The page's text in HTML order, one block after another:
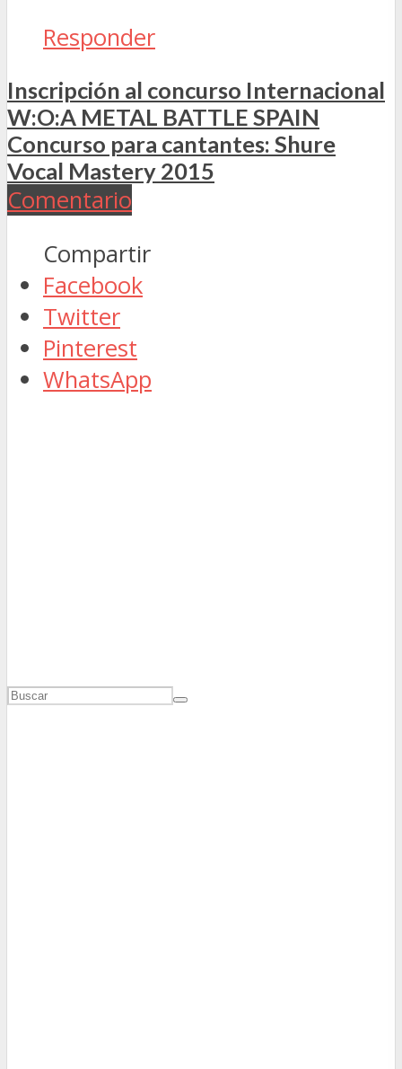
Responder
Inscripción al concurso Internacional
W:O:A METAL BATTLE SPAIN
Concurso para cantantes: Shure
Vocal Mastery 2015
Comentario
Compartir
Facebook
Twitter
Pinterest
WhatsApp